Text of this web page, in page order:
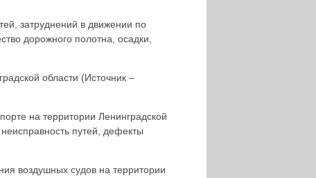
затруднений в движении по
дорожного полотна, осадки,
области (Источник –
на территории Ленинградской
путей, дефекты
воздушных судов на территории